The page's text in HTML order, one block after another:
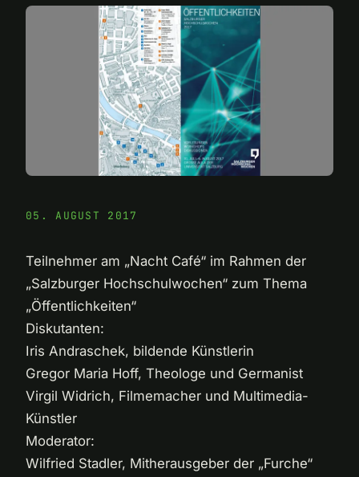
05. AUGUST 2017
Teilnehmer am „Nacht Café“ im Rahmen der
„Salzburger Hochschulwochen“ zum Thema
„Öffentlichkeiten“
Diskutanten:
Iris Andraschek, bildende Künstlerin
Gregor Maria Hoff, Theologe und Germanist
Virgil Widrich, Filmemacher und Multimedia-
Künstler
Moderator:
Wilfried Stadler, Mitherausgeber der „Furche“